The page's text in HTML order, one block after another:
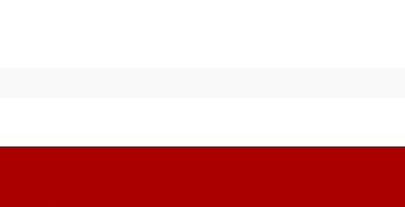
নির্দেশ অমান্য করে কোনো শিক্ষক